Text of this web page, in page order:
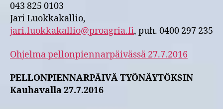
043 825 0103
Jari Luokkakallio,
jari.luokkakallio@proagria.fi, puh. 0400 297 235
Ohjelma pellonpiennarpäivässä 27.7.2016
PELLONPIENNARPÄIVÄ TYÖNÄYTÖKSIN
Kauhavalla 27.7.2016